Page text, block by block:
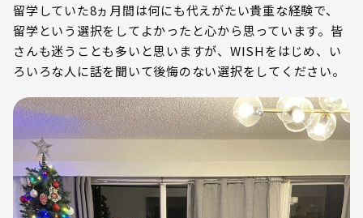
留学していた8ヵ月間は何にも代えがたい貴重な経験で、
留学という選択をしてよかったと心から思っています。皆
さんも迷うことも多いと思いますが、WISHをはじめ、い
ろいろな人に話を聞いて後悔のない選択をしてください。